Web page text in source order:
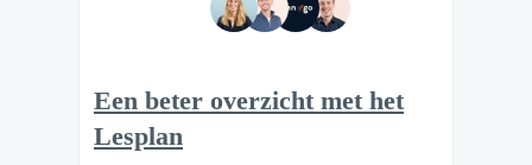
Een beter overzicht met het
Lesplan